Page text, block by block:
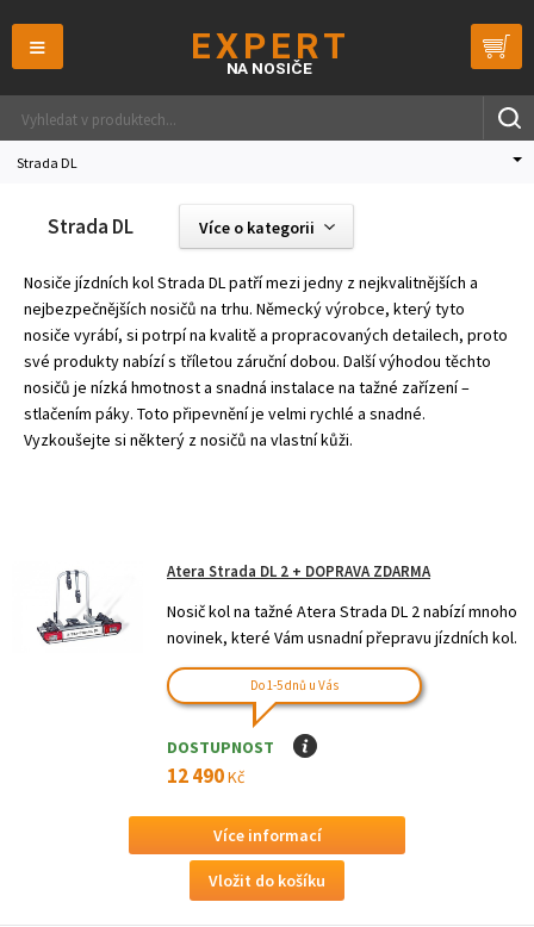
≡
Strada DL
Strada DL Více o kategorii
Nosiče jízdních kol Strada DL patří mezi jedny z nejkvalitnějších a
nejbezpečnějších nosičů na trhu. Německý výrobce, který tyto
nosiče vyrábí, si potrpí na kvalitě a propracovaných detailech, proto
své produkty nabízí s tříletou záruční dobou. Další výhodou těchto
nosičů je nízká hmotnost a snadná instalace na tažné zařízení –
stlačením páky. Toto připevnění je velmi rychlé a snadné.
Vyzkoušejte si některý z nosičů na vlastní kůži.
Atera Strada DL 2 + DOPRAVA ZDARMA
Nosič kol na tažné Atera Strada DL 2 nabízí mnoho
novinek, které Vám usnadní přepravu jízdních kol.
Do 1-5 dnů u Vás
DOSTUPNOST I
12 490Kč
Více informací